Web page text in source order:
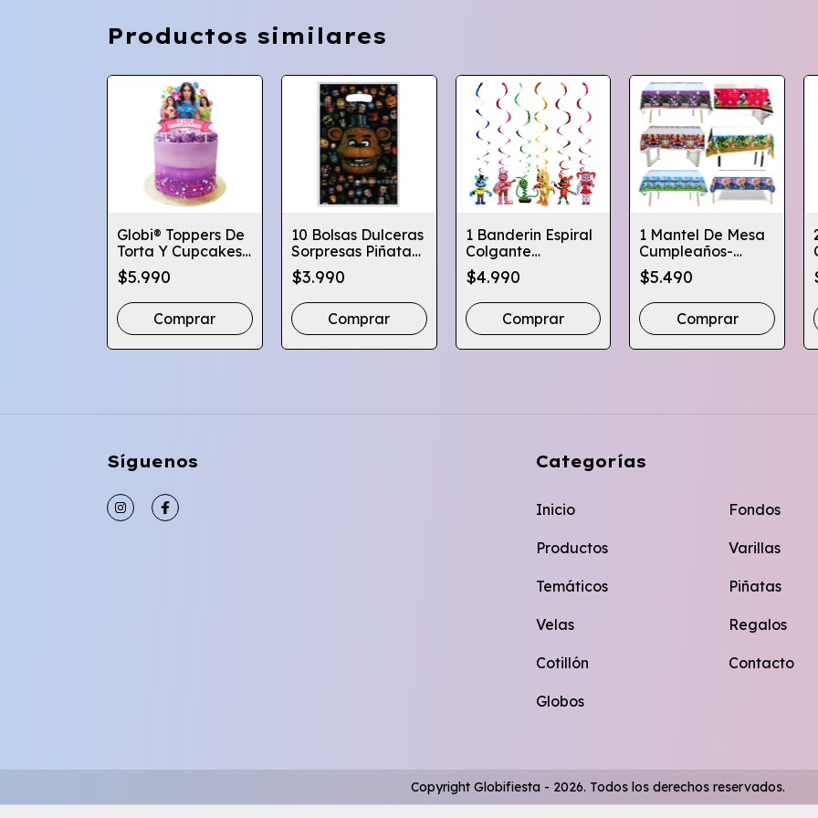
Productos similares
Globi® Toppers De
Torta Y Cupcakes
Cumpleaños Varios
Diseños
$5.990
Comprar
10 Bolsas Dulceras
Sorpresas Piñata
Cotillon Varios
Diseños
$3.990
Comprar
1 Banderin Espiral
Colgante
Cumpleaños X6 -
Varios Diseños
$4.990
Comprar
1 Mantel De Mesa
Cumpleaños-
Varios Personajes-
Globifiesta
$5.490
Comprar
Síguenos Categorías
Inicio
Productos
Temáticos
Velas
Cotillón
Globos
Fondos
Varillas
Piñatas
Regalos
Contacto
Copyright Globifiesta - 2026. Todos los derechos reservados.